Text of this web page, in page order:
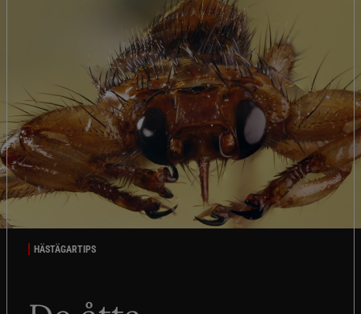
HÄSTÄGARTIPS